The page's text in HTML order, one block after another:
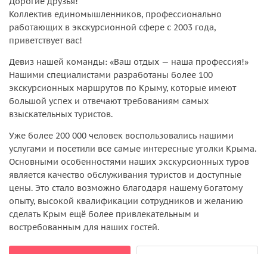
Коллектив единомышленников, профессионально
работающих в экскурсионной сфере с 2003 года,
приветствует вас!
Девиз нашей команды: «Ваш отдых — наша профессия!»
Нашими специалистами разработаны более 100
экскурсионных маршрутов по Крыму, которые имеют
большой успех и отвечают требованиям самых
взыскательных туристов.
Уже более 200 000 человек воспользовались нашими
услугами и посетили все самые интересные уголки Крыма.
Основными особенностями наших экскурсионных туров
является качество обслуживания туристов и доступные
цены. Это стало возможно благодаря нашему богатому
опыту, высокой квалификации сотрудников и желанию
сделать Крым ещё более привлекательным и
востребованным для наших гостей.